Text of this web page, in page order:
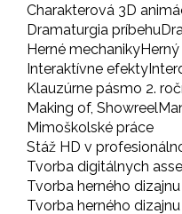
Charakterová 3D
Dramaturgia príbehu
Herné mechaniky
Interaktívne efekty
Klauzúrne pásmo 2.
Making of, Showreel
Mimoškolské práce
Stáž HD v
Tvorba digitálnych
Tvorba herného
Tvorba herného